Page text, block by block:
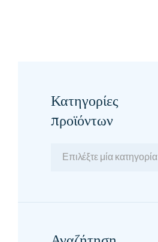
Κατηγορίες
προϊόντων
Επιλέξτε μία κατηγορία